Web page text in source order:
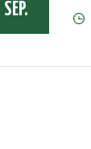
SEP.